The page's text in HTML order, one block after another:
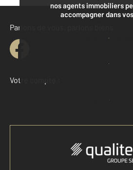
nos agents immobiliers
accompagner dans
Contacter
Demander une
Parlons de vous, parlons biens
Votre compte :
Accéder à mon